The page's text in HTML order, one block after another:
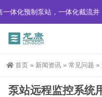
体化预制泵站，一体化截流井
首页 » 新闻资讯 » 常见问题 »
泵站远程监控系统